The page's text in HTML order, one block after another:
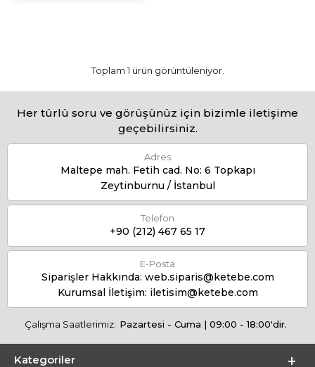
Toplam 1 ürün görüntüleniyor.
Her türlü soru ve görüşünüz için bizimle iletişime
geçebilirsiniz.
Adres
Maltepe mah. Fetih cad. No: 6 Topkapı
Zeytinburnu / İstanbul
Telefon
+90 (212) 467 65 17
E-Posta
Siparişler Hakkında: web.siparis@ketebe.com
Kurumsal İletişim: iletisim@ketebe.com
Çalışma Saatlerimiz: Pazartesi - Cuma | 09:00 - 18:00'dir.
Kategoriler